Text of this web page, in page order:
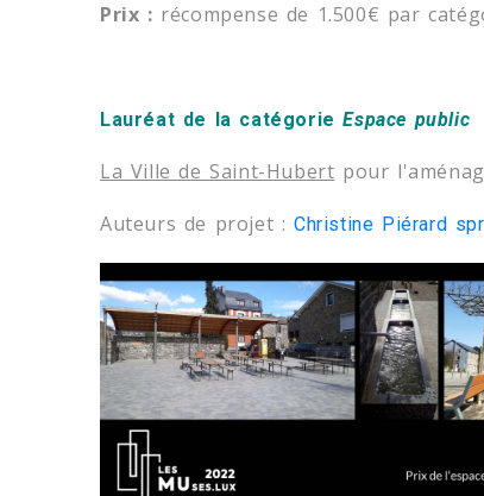
Prix : récompense de 1.500€ par
Lauréat de la catégorieEspace public
La Ville de Saint-Hubert pour
Auteurs de projet : Christine Piérard